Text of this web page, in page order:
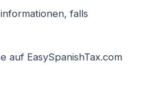
falls
auf EasySpanishTax.com